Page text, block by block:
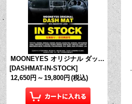
MOONEYES オリジナル ダッシュマット (in Stock!)
[DASHMAT-IN-STOCK]
12,650円 ～ 19,800円 (税込)